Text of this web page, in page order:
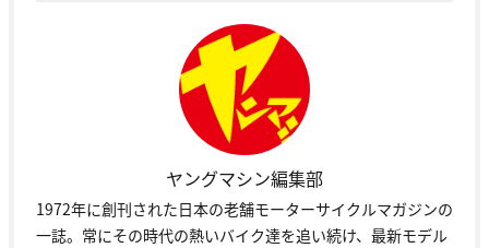
ヤングマシン編集部
1972年に創刊された日本の老舗モーターサイクルマガジンの
一誌。常にその時代の熱いバイク達を追い続け、最新モデル